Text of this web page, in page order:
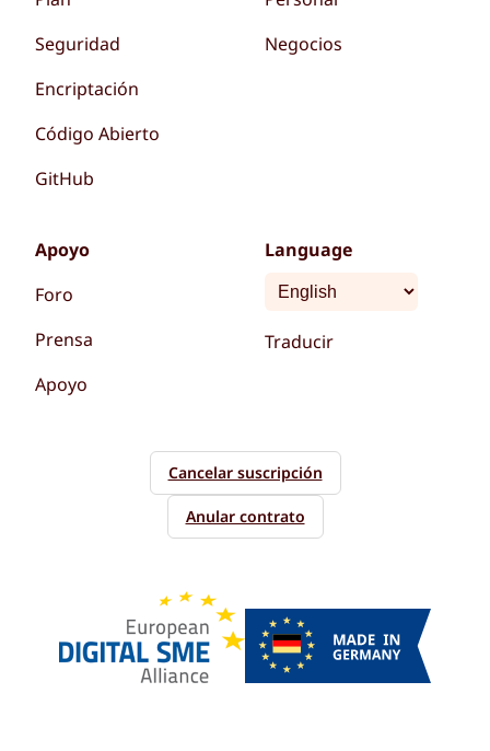
Seguridad
Encriptación
Código Abierto
GitHub
Negocios
Apoyo
Foro
Prensa
Apoyo
Language
Traducir
Cancelar suscripción
Anular contrato